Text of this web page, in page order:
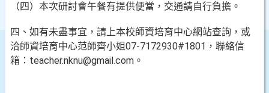
（四）本次研討會午餐有提供便當，交通請自行負擔。
四、如有未盡事宜，請上本校師資培育中心網站查詢，或
洽師資培育中心范師齊小姐07-7172930#1801，聯絡信
箱：teacher.nknu@gmail.com。